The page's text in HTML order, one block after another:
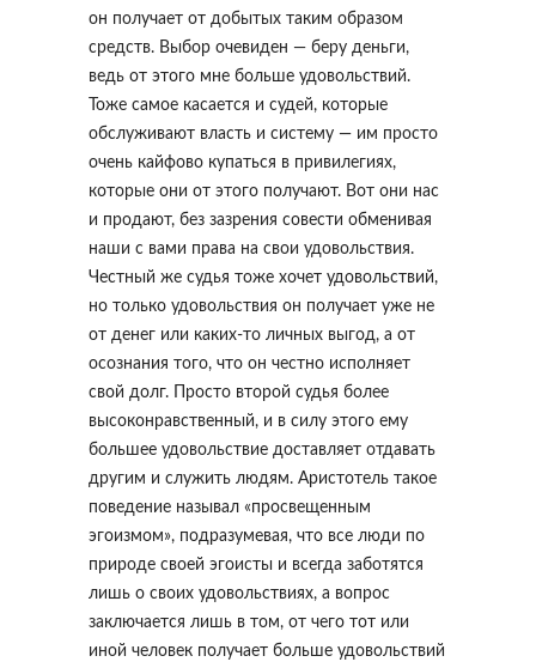
он получает от добытых таким образом
средств. Выбор очевиден — беру деньги,
ведь от этого мне больше удовольствий.
Тоже самое касается и судей, которые
обслуживают власть и систему — им просто
очень кайфово купаться в привилегиях,
которые они от этого получают. Вот они нас
и продают, без зазрения совести обменивая
наши с вами права на свои удовольствия.
Честный же судья тоже хочет удовольствий,
но только удовольствия он получает уже не
от денег или каких-то личных выгод, а от
осознания того, что он честно исполняет
свой долг. Просто второй судья более
высоконравственный, и в силу этого ему
большее удовольствие доставляет отдавать
другим и служить людям. Аристотель такое
поведение называл «просвещенным
эгоизмом», подразумевая, что все люди по
природе своей эгоисты и всегда заботятся
лишь о своих удовольствиях, а вопрос
заключается лишь в том, от чего тот или
иной человек получает больше удовольствий